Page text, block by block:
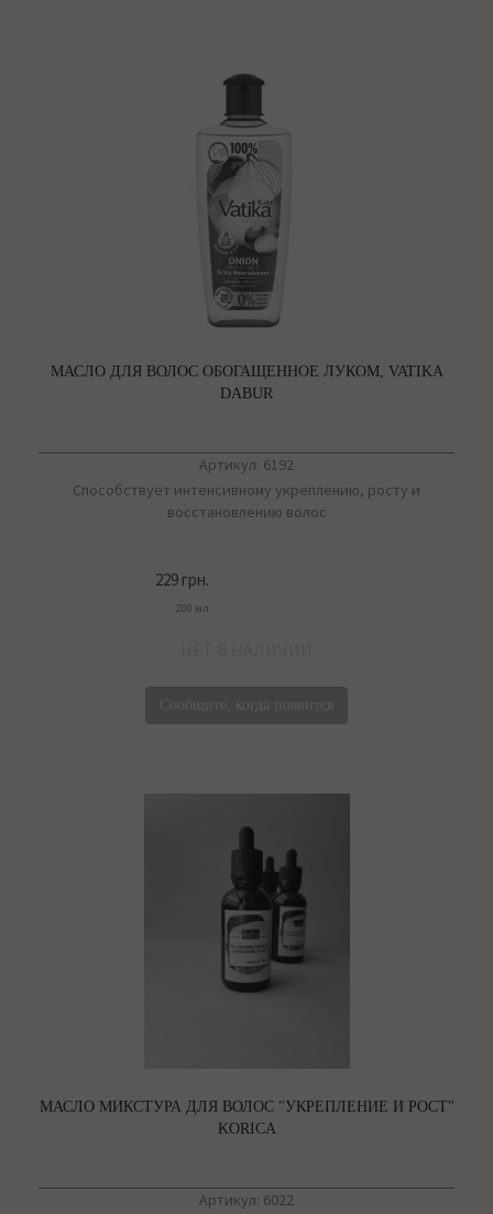
МАСЛО ДЛЯ ВОЛОС ОБОГАЩЕННОЕ ЛУКОМ, VATIKA
DABUR
Артикул: 6192
Способствует интенсивному укреплению, росту и
восстановлению волос
229 грн.
200 мл
МАСЛО МИКСТУРА ДЛЯ ВОЛОС "УКРЕПЛЕНИЕ И РОСТ"
KORICA
Артикул: 6022